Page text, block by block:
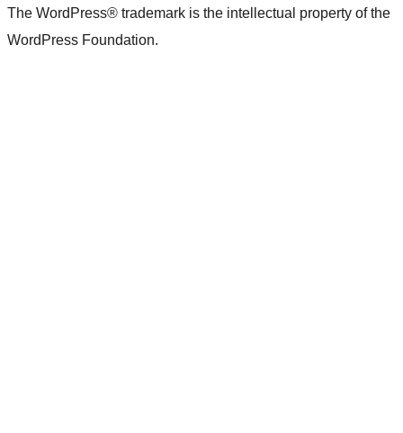
The WordPress® trademark is the intellectual property of the
WordPress Foundation.